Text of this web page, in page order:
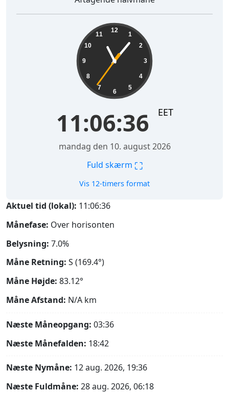
12
1
2
3
4
5
6
7
8
9
10
11
11:06:37 EET
mandag den 10. august 2026
Fuld skærm ⛶
Vis 12-timers format
Aktuel tid (lokal): 11:06:37
Månefase: Over horisonten
Belysning: 7.0%
Måne Retning: S (169.4°)
Måne Højde: 83.12°
Måne Afstand: N/A km
Næste Måneopgang: 03:36
Næste Månefalden: 18:42
Næste Nymåne: 12 aug. 2026, 19:36
Næste Fuldmåne: 28 aug. 2026, 06:18